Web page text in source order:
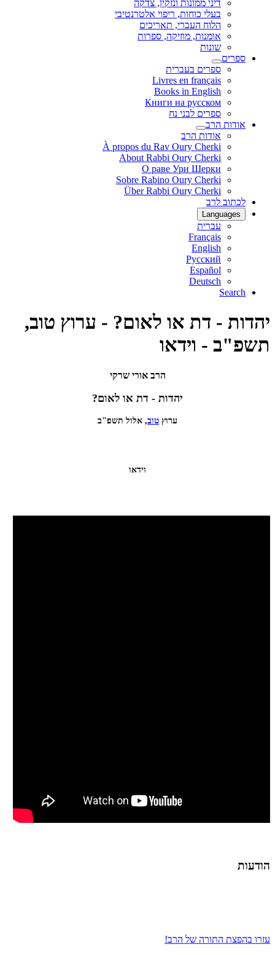
דיני ממונות ונזקין, צדקה
בעלי כוחות, ריפוי אלטרנטיבי
הלוח העברי, תאריכים
אומנות, מוזיקה, ספרות
שונות
ספרים
ספרים בעברית
Livres en français
Books in English
Книги на русском
ספרים לבני נח
אודות הרב
אודות הרב
À propos du Rav Oury Cherki
About Rabbi Oury Cherki
О раве Ури Шерки
Sobre Rabino Oury Cherki
Über Rabbi Oury Cherki
לכתוב לרב
Languages
עברית
Français
English
Русский
Español
Deutsch
Search
יהדות - דת או לאום? - ערוץ טוב,
תשפ"ב - וידאו
הרב אורי שרקי
יהדות - דת או לאום?
ערוץ טוב, אלול תשפ"ב
וידאו
הודעות
עזרו בהפצת התורה של הרב!